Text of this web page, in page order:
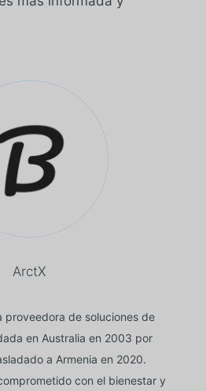
ArctX
proveedora de soluciones de
en Australia en 2003 por
a Armenia en 2020.
con el bienestar y